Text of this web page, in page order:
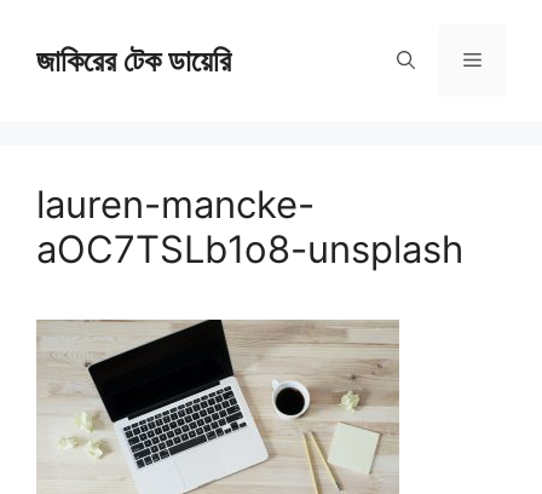
জাকিরের টেক ডায়েরি Menu
lauren-mancke-
aOC7TSLb1o8-unsplash